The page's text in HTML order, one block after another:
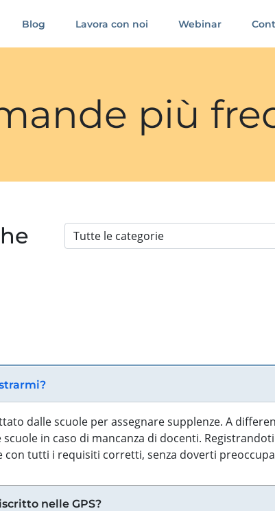
Blog Lavora con noi Webinar
più
dalle scuole per assegnare supplenze. A
in caso di mancanza di docenti.
tutti i requisiti corretti, senza doverti
nelle GPS?